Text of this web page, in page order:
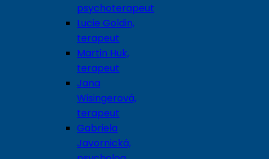
psychoterapeut
Lucie Goldin,
terapeut
Martin Huk,
terapeut
Jana
Wisingerová,
terapeut
Gabriela
Javornická,